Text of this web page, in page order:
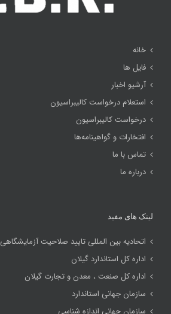
خانه
فایل ها
آرشیو اخبار
استعلام درخواست کالیبراسیون
درخواست کالیبراسیون
افتخارات و گواهینامه‌ها
تماس با ما
درباره ما
لینک های مفید
اتحادیه بین المللی تایید صلاحیت آزمایشگاهی
اداره کل استاندارد گیلان
اداره کل صنعت ، معدن و تجارت گیلان
سازمان جهانی استاندارد